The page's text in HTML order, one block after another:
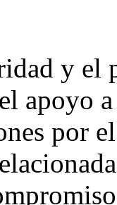
y el
apoyo
por